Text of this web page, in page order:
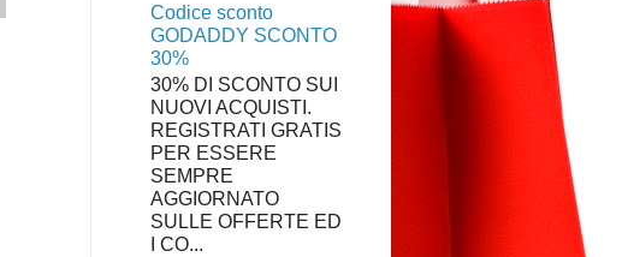
Codice sconto
GODADDY SCONTO
30%
30% DI SCONTO SUI
NUOVI ACQUISTI.
REGISTRATI GRATIS
PER ESSERE
SEMPRE
AGGIORNATO
SULLE OFFERTE ED
I CO...